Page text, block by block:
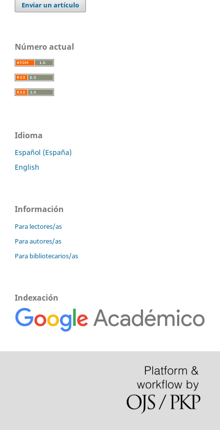
Enviar un artículo
Número actual
Idioma
Español (España)
English
Información
Para lectores/as
Para autores/as
Para bibliotecarios/as
Indexación